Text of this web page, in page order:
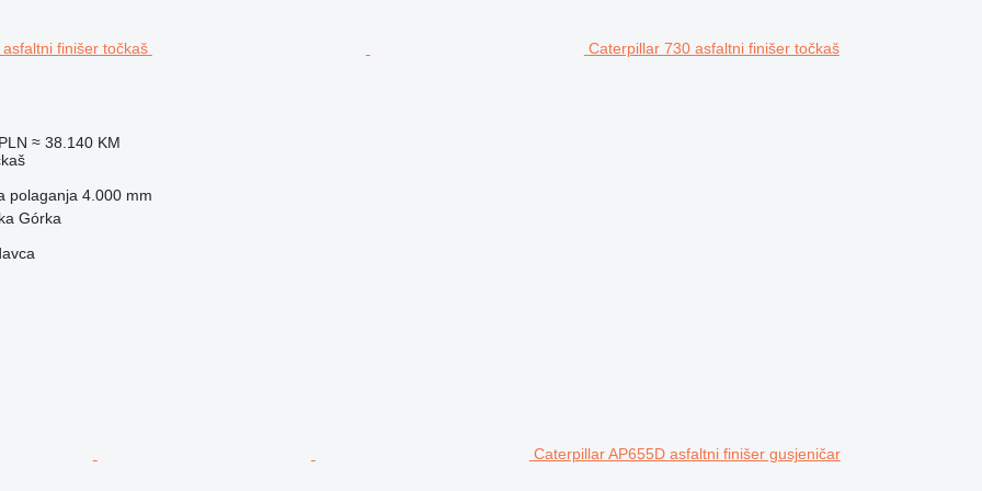
Caterpillar 730 asfaltni finišer točkaš
≈ 38.140 KM
polaganja 4.000 mm
Górka
Caterpillar AP655D asfaltni finišer gusjeničar